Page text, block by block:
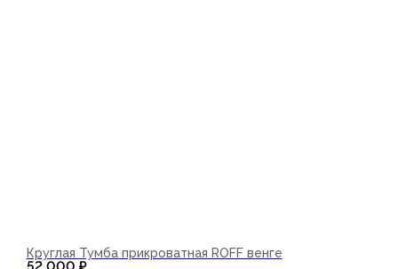
Круглая Тумба прикроватная ROFF венге